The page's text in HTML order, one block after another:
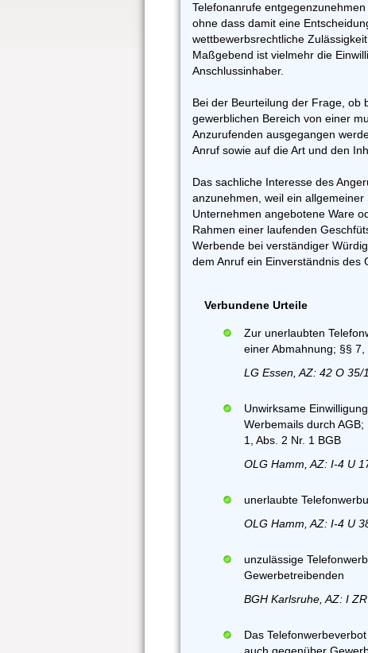
Telefonanrufe
ohne dass damit eine
wettbewerbsrechtliche
Maßgebend ist vielmehr die
Anschlussinhaber.
Bei der Beurteilung der Frage, ob
gewerblichen Bereich von einer
Anzurufenden ausgegangen
Anruf sowie auf die Art und den
Das sachliche Interesse des
anzunehmen, weil ein
Unternehmen angebotene Ware
Rahmen einer laufenden
Werbende bei verständiger
dem Anruf ein Einverständnis des
Verbundene Urteile
Zur unerlaubten
einer Abmahnung; §§ 7,
LG Essen, AZ: 42 O 35/
Unwirksame
Werbemails durch
1, Abs. 2 Nr. 1 BGB
OLG Hamm, AZ: I-4 U
unerlaubte
OLG Hamm, AZ: I-4 U
unzulässige
Gewerbetreibenden
BGH Karlsruhe, AZ: I
Das